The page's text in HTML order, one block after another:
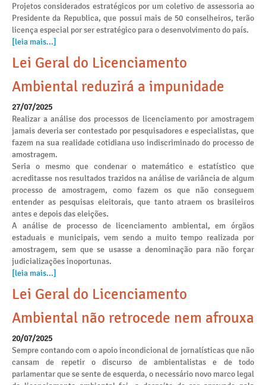
Projetos considerados estratégicos por um coletivo de assessoria ao
Presidente da Republica, que possui mais de 50 conselheiros, terão
licença especial por ser estratégico para o desenvolvimento do país.
[leia mais...]
Lei Geral do Licenciamento
Ambiental reduzirá a impunidade
27/07/2025
Realizar a análise dos processos de licenciamento por amostragem
jamais deveria ser contestado por pesquisadores e especialistas, que
fazem na sua realidade cotidiana uso indiscriminado do processo de
amostragem.
Seria o mesmo que condenar o matemático e estatístico que
acreditasse nos resultados trazidos na análise de variância de algum
processo de amostragem, como fazem os que não conseguem
entender as pesquisas eleitorais, que tanto atraem os brasileiros
antes e depois das eleições.
A análise de processo de licenciamento ambiental, em órgãos
estaduais e municipais, vem sendo a muito tempo realizada por
amostragem, sem que se usasse a denominação para não forçar
judicializações inoportunas.
[leia mais...]
Lei Geral do Licenciamento
Ambiental não retrocede nem afrouxa
20/07/2025
Sempre contando com o apoio incondicional de jornalísticas que não
cansam de repetir o discurso de ambientalistas e de todo
parlamentar que se sente de esquerda, o necessário novo marco legal